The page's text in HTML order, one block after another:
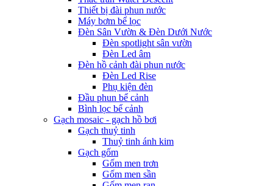
Thiết bị đài phun nước
Máy bơm bể lọc
Đèn Sân Vườn & Đèn Dưới Nước
Đèn spotlight sân vườn
Đèn Led âm
Đèn hồ cảnh đài phun nước
Đèn Led Rise
Phụ kiện đèn
Đầu phun bể cảnh
Bình lọc bể cảnh
Gạch mosaic - gạch hồ bơi
Gạch thuỷ tinh
Thuỷ tinh ánh kim
Gạch gốm
Gốm men trơn
Gốm men sần